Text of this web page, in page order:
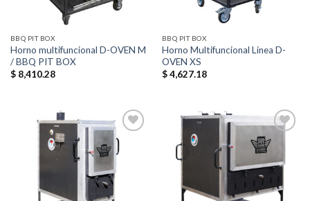
BBQ PIT BOX
Horno multifuncional D-OVEN M
/ BBQ PIT BOX
$8,410.28
BBQ PIT BOX
Horno Multifuncional Linea D-
OVEN XS
$4,627.18
Añadir
a la
lista de
deseos